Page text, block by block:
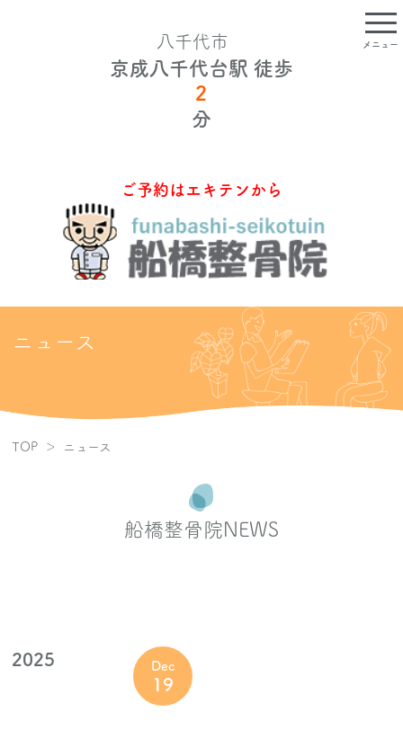
ご予約はエキテンから
八千代市
京成八千代台駅 徒歩
2
分
メニュー
院長挨拶・スタッフ紹介
初めての方へ
メニュー・料金について
船橋整骨院のマッサージ
肩の痛み
首・頭痛
手・脚のしびれ
ニュース
TOP ニュース
船橋整骨院NEWS
2025 Dec
19